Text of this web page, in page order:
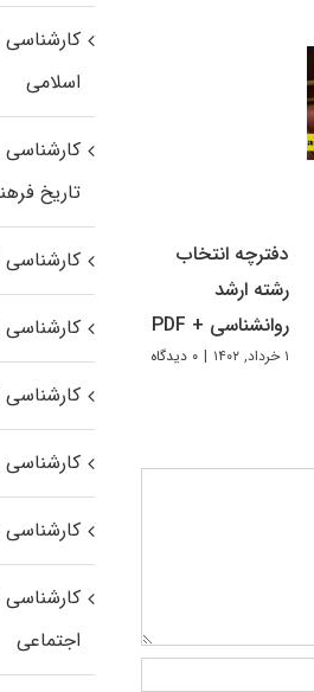
دفترچه انتخاب
رشته ارشد
روانشناسی + PDF
۱ خرداد, ۱۴۰۲ | ۰ دیدگاه
کارشناسی
اسلامی
کارشناسی
تاریخ
کارشناسی
کارشناسی
کارشناسی
اجتماعی